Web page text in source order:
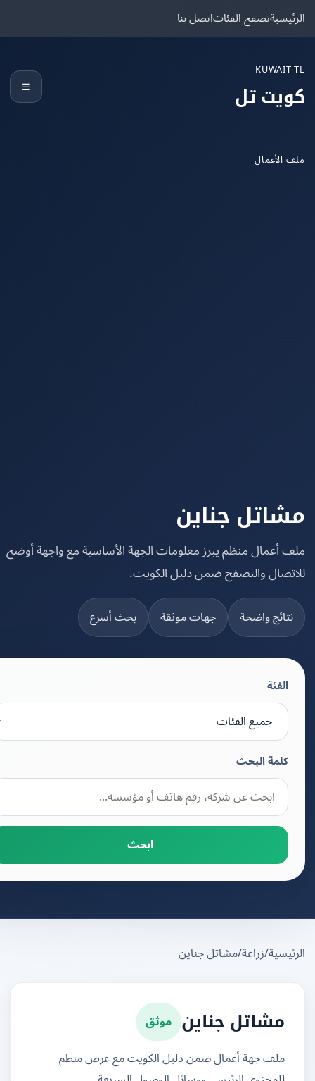
تصفح الفئاتاتصل بنا
تل
جناين
منظم يبرز معلومات الجهة الأساسية مع واجهة أوضح
والتصفح ضمن دليل الكويت.
واضحة جهات موثقة بحث أسرع
كلمة البحث
ابحث
/زراعة/مشاتل جناين
مشاتل جناين موثق
ملف جهة أعمال ضمن دليل الكويت مع عرض منظم